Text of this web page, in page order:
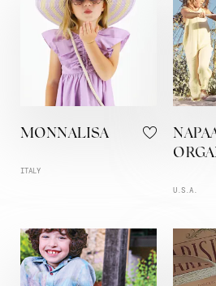
MONNALISA
ITALY
U.S.A.